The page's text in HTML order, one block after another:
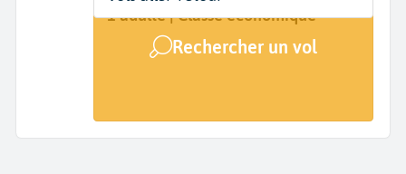
Paris Charles de Gaulle (CDG)
Dates de votre voyage
1 adulte | Classe économique
Rechercher un vol